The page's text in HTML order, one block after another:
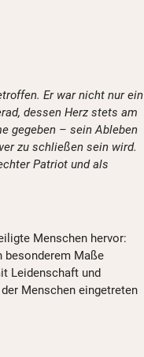
Er war nicht nur ein
dessen Herz stets am
gegeben – sein Ableben
zu schließen sein wird.
Patriot und als
Menschen hervor:
besonderem Maße
Leidenschaft und
Menschen eingetreten